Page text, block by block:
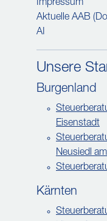
Impressum
Aktuelle AAB
AI
Unsere
Burgenland
Eisenstadt
Neusiedl
Kärnten